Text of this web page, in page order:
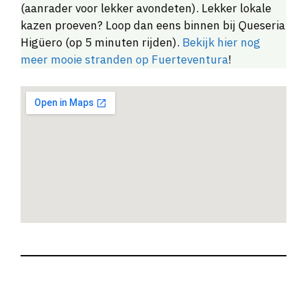
(aanrader voor lekker avondeten). Lekker lokale
kazen proeven? Loop dan eens binnen bij Queseria
Higüero (op 5 minuten rijden). Bekijk hier nog
meer mooie stranden op Fuerteventura!